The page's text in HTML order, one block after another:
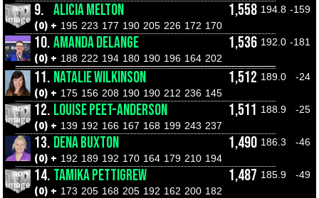
9. ALICIA MELTON 1,558 194.8 -159
(0) + 195 223 177 190 205 226 172 170
10.AMANDA DELANGE 1,536 192.0 -181
(0) + 188 222 194 180 190 196 164 202
11. NATALIE WILKINSON 1,512 189.0 -24
(0) + 175 156 208 190 190 212 236 145
12. LOUISE PEET-ANDERSON 1,511 188.9 -25
(0) + 139 192 166 167 168 199 243 237
13. DENA BUXTON 1,490 186.3 -46
(0) + 192 189 192 170 164 179 210 194
14. TAMIKA PETTIGREW 1,487 185.9 -49
(0) + 173 205 168 205 192 162 200 182